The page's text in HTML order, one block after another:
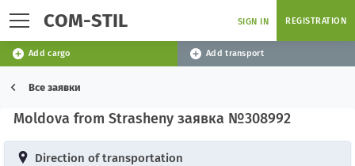
COM-STIL SIGN IN REGISTRATION
Add cargo Add transport
Все заявки
Moldova from Strasheny заявка №308992
Direction of transportation